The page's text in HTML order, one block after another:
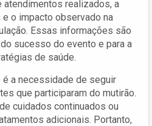
realizados, a
o impacto observado na
Essas informações são
sucesso do evento e para a
de saúde.
a necessidade de seguir
que participaram do mutirão.
cuidados continuados ou
adicionais. Portanto,